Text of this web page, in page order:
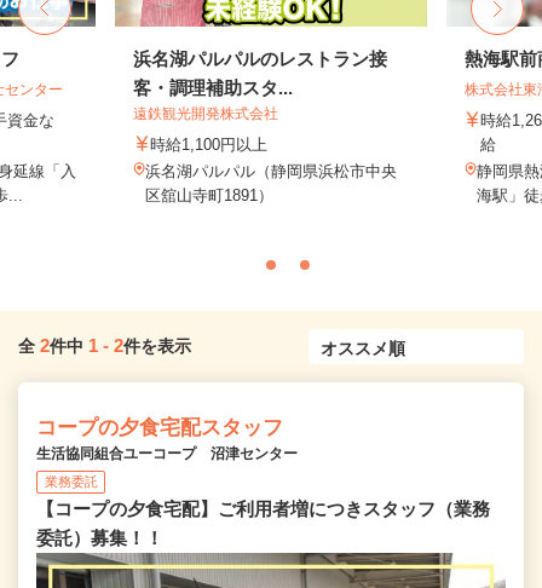
ンター
資金な
延線「入
浜名湖パルパルのレストラン接
客・調理補助スタ...
遠鉄観光開発株式会社
時給1,100円以上
浜名湖パルパル（静岡県浜松市中央
区舘山寺町1891）
熱海駅前
株式会社
時給
給
静岡県
海駅」
全 2件中 1 - 2件を表示
コープの夕食宅配スタッフ
生活協同組合ユーコープ 沼津センター
業務委託
【コープの夕食宅配】ご利用者増につきスタッフ（業務
委託）募集！！